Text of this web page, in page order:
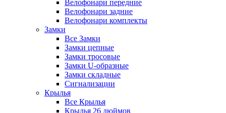
Велофонари передние
Велофонари задние
Велофонари комплекты
Замки
Все Замки
Замки цепные
Замки тросовые
Замки U-образные
Замки складные
Сигнализации
Крылья
Все Крылья
Крылья 26 дюймов